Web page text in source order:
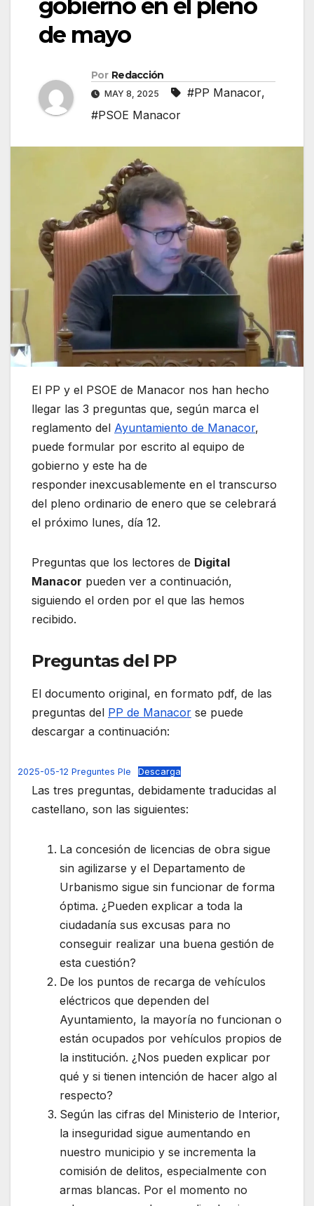
gobierno en el pleno
de mayo
Por Redacción
MAY 8, 2025 #PP Manacor,
#PSOE Manacor
El PP y el PSOE de Manacor nos han hecho
llegar las 3 preguntas que, según marca el
reglamento del Ayuntamiento de Manacor,
puede formular por escrito al equipo de
gobierno y este ha de
responder inexcusablemente en el transcurso
del pleno ordinario de enero que se celebrará
el próximo lunes, día 12.
Preguntas que los lectores de Digital
Manacor pueden ver a continuación,
siguiendo el orden por el que las hemos
recibido.
Preguntas del PP
El documento original, en formato pdf, de las
preguntas del PP de Manacor se puede
descargar a continuación:
2025-05-12 Preguntes Ple Descarga
Las tres preguntas, debidamente traducidas al
castellano, son las siguientes:
La concesión de licencias de obra sigue
sin agilizarse y el Departamento de
Urbanismo sigue sin funcionar de forma
óptima. ¿Pueden explicar a toda la
ciudadanía sus excusas para no
conseguir realizar una buena gestión de
esta cuestión?
De los puntos de recarga de vehículos
eléctricos que dependen del
Ayuntamiento, la mayoría no funcionan o
están ocupados por vehículos propios de
la institución. ¿Nos pueden explicar por
qué y si tienen intención de hacer algo al
respecto?
Según las cifras del Ministerio de Interior,
la inseguridad sigue aumentando en
nuestro municipio y se incrementa la
comisión de delitos, especialmente con
armas blancas. Por el momento no